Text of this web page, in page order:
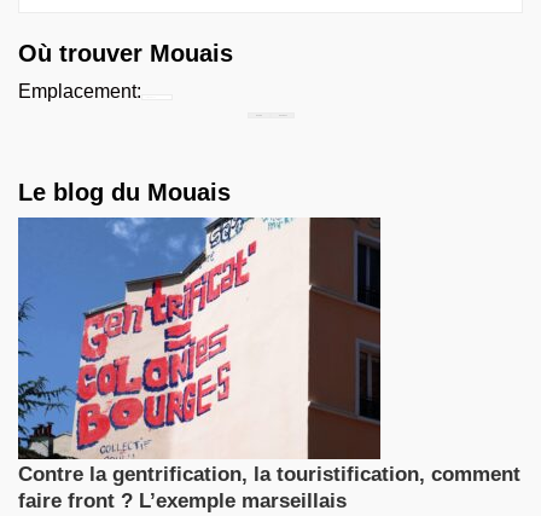
Où trouver Mouais
Emplacement:
Le blog du Mouais
Contre la gentrification, la touristification, comment
faire front ? L’exemple marseillais